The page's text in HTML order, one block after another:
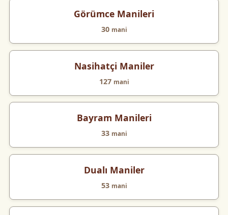
Görümce Manileri
30 mani
Nasihatçi Maniler
127 mani
Bayram Manileri
33 mani
Dualı Maniler
53 mani